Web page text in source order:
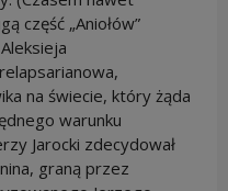
część „Aniołów”
na świecie, który żąda
warunku
Jarocki zdecydował
graną przez